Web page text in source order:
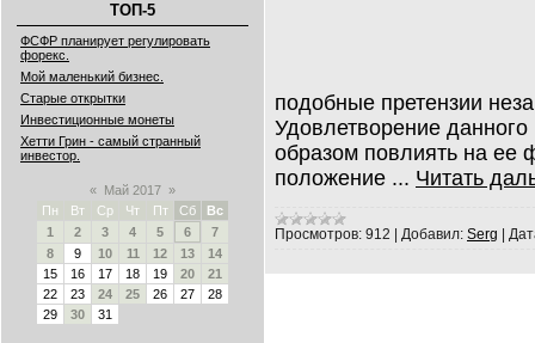
ТОП-5
ФСФР планирует регулировать
форекс.
Мой маленький бизнес.
Старые открытки
Инвестиционные монеты
Хетти Грин - самый странный
инвестор.
« Май 2017 »
Пн
Вт Ср Чт Пт Сб
Вс
1
2 3 4 5 6
7
8
9 10 11 12 13
14
15
16 17 18 19 20
21
22
23 24 25 26 27
28
29
30 31
подобные претензии
Удовлетворение
образом повлиять на ее
положение ... Читать
Просмотров: 912 | Добавил: Serg |